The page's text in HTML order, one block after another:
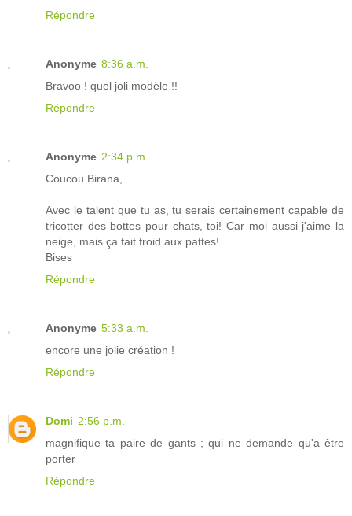
Répondre
Anonyme 8:36 a.m.
Bravoo ! quel joli modèle !!
Répondre
Anonyme 2:34 p.m.
Coucou Birana,
Avec le talent que tu as, tu serais certainement capable de
tricotter des bottes pour chats, toi! Car moi aussi j'aime la
neige, mais ça fait froid aux pattes!
Bises
Répondre
Anonyme 5:33 a.m.
encore une jolie création !
Répondre
Domi 2:56 p.m.
magnifique ta paire de gants ; qui ne demande qu'a être
porter
Répondre